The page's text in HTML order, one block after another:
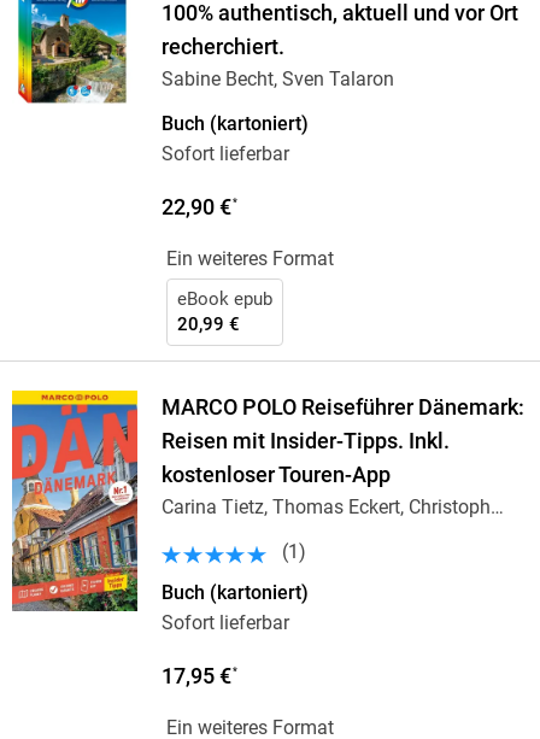
100% authentisch, aktuell und vor Ort
recherchiert.
Sabine Becht, Sven Talaron
Buch (kartoniert)
Sofort lieferbar
22,90 €*
Ein weiteres Format
eBook epub
20,99 €
MARCO POLO Reiseführer Dänemark:
Reisen mit Insider-Tipps. Inkl.
kostenloser Touren-App
Carina Tietz, Thomas Eckert, Christoph
(1 )
Buch (kartoniert)
Sofort lieferbar
17,95 €*
Ein weiteres Format